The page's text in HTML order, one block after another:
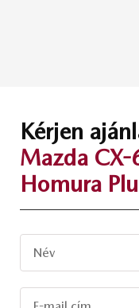
Kérjen
Mazda CX-
Homura